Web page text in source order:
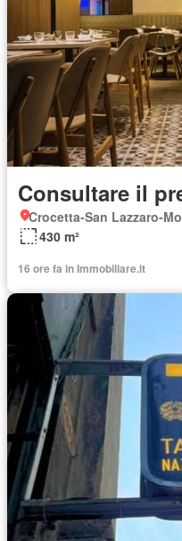
Consultare il
Crocetta-San Lazzaro-
430 m²
16 ore fa in Immobiliare.it